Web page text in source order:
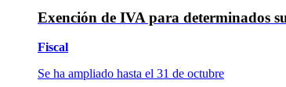
Exención de IVA para determinados
Fiscal
Se ha ampliado hasta el 31 de octubre